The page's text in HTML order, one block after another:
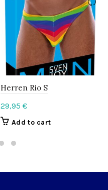
Herren Rio S
29,95 €
Add to cart